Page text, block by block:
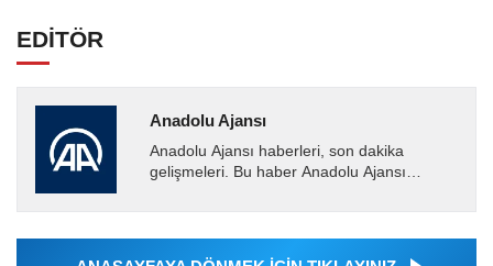
EDİTÖR
Anadolu Ajansı
Anadolu Ajansı haberleri, son dakika
gelişmeleri. Bu haber Anadolu Ajansı
tarafından geçilen tüm...